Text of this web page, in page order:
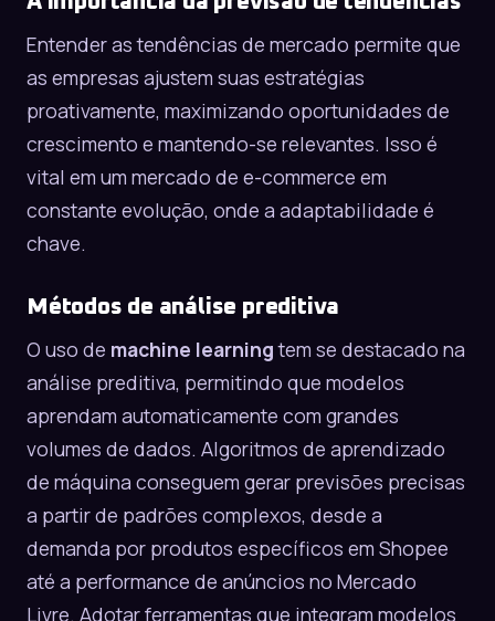
Entender as tendências de mercado permite que
as empresas ajustem suas estratégias
proativamente, maximizando oportunidades de
crescimento e mantendo-se relevantes. Isso é
vital em um mercado de e-commerce em
constante evolução, onde a adaptabilidade é
chave.
Métodos de análise preditiva
O uso de machine learningtem se destacado na
análise preditiva, permitindo que modelos
aprendam automaticamente com grandes
volumes de dados. Algoritmos de aprendizado
de máquina conseguem gerar previsões precisas
a partir de padrões complexos, desde a
demanda por produtos específicos em Shopee
até a performance de anúncios no Mercado
Livre. Adotar ferramentas que integram modelos